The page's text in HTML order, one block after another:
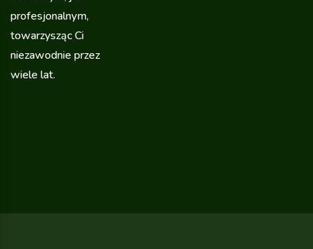
profesjonalnym,
towarzysząc Ci
niezawodnie przez
wiele lat.